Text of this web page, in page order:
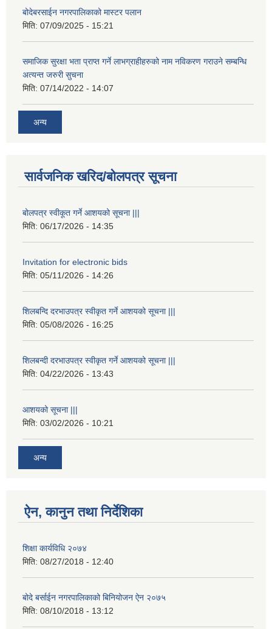
बोदेबरसाईन नगरपालिकाको मास्टर पलान
मिति: 07/09/2025 - 15:21
समाजिक सुरक्षा भता प्राप्त गर्ने लाभग्राहीहरुको नाम नविकरण गराउने सम्बन्धि
अत्यन्त जरुरी सुचना
मिति: 07/14/2022 - 14:07
अन्य
सार्वजनिक खरिद/बोलपत्र सूचना
बोलपत्र स्वीकूत गर्ने आशयको सूचना |||
मिति: 06/17/2026 - 14:35
Invitation for electronic bids
मिति: 05/11/2026 - 14:26
शिलबन्दि दरभाउपत्र स्वीकृत गर्ने आशयको सूचना |||
मिति: 05/08/2026 - 16:25
शिलबन्दी दरभाउपत्र स्वीकृत गर्ने आशयको सूचना |||
मिति: 04/22/2026 - 13:43
आशयको सूचना |||
मिति: 03/02/2026 - 10:21
अन्य
ऐन, कानुन तथा निर्देशिका
शिक्षा कार्यविधि २०७४
मिति: 08/27/2018 - 12:40
बोदे बर्साईन नगरपालिकाको बिनियोजन ऐन २०७५
मिति: 08/10/2018 - 13:12